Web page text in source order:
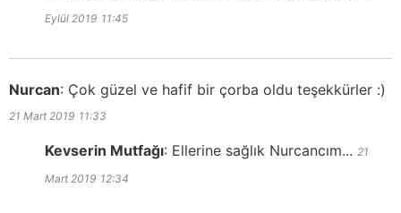
Eylül 2019 11:45
Nurcan: Çok güzel ve hafif bir çorba oldu teşekkürler :)
21 Mart 2019 11:33
Kevserin Mutfağı: Ellerine sağlık Nurcancım... 21
Mart 2019 12:34